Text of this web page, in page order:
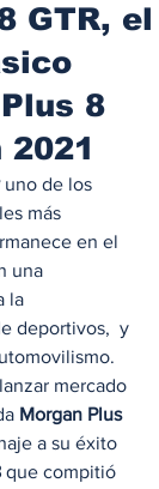
GTR, el
8
uno de los
más
en el
una
la
deportivos,  y
mercado
Morgan Plus
a su éxito
que compitió